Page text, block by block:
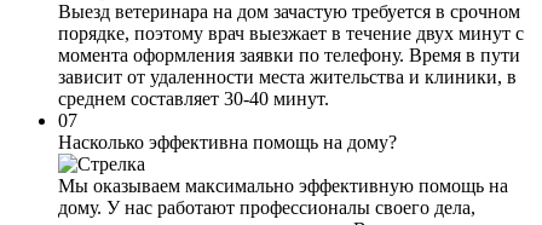
Выезд ветеринара на дом зачастую требуется в срочном
порядке, поэтому врач выезжает в течение двух минут с
момента оформления заявки по телефону. Время в пути
зависит от удаленности места жительства и клиники, в
среднем составляет 30-40 минут.
07
Насколько эффективна помощь на дому?
Мы оказываем максимально эффективную помощь на
дому. У нас работают профессионалы своего дела,